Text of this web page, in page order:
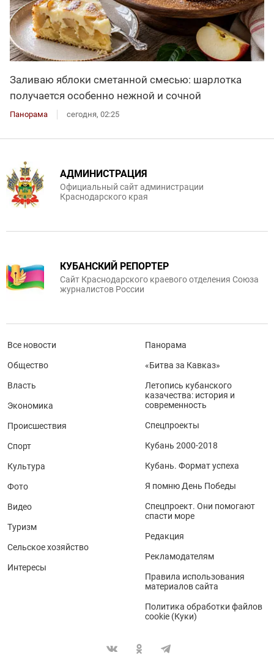
Заливаю яблоки сметанной смесью: шарлотка
получается особенно нежной и сочной
Панорама сегодня, 02:25
АДМИНИСТРАЦИЯ
Официальный сайт администрации
Краснодарского края
КУБАНСКИЙ РЕПОРТЕР
Сайт Краснодарского краевого отделения Союза
журналистов России
Все новости
Общество
Власть
Экономика
Происшествия
Спорт
Культура
Фото
Видео
Туризм
Сельское хозяйство
Интересы
Панорама
«Битва за Кавказ»
Летопись кубанского
казачества: история и
современность
Спецпроекты
Кубань 2000-2018
Кубань. Формат успеха
Я помню День Победы
Спецпроект. Они помогают
спасти море
Редакция
Рекламодателям
Правила использования
материалов сайта
Политика обработки файлов
cookie (Куки)